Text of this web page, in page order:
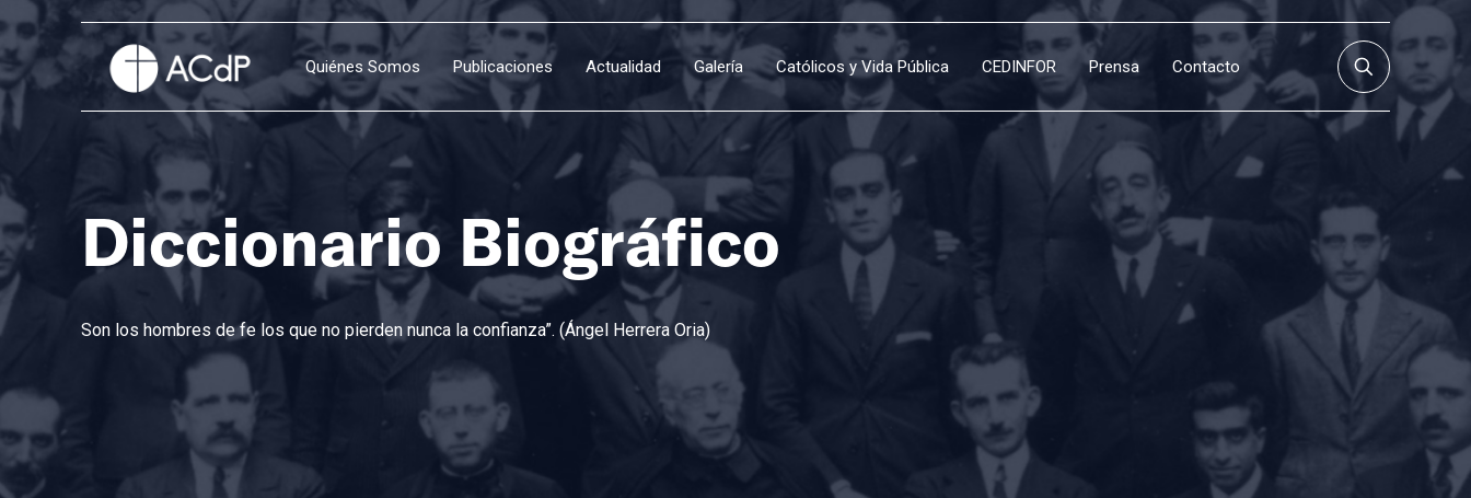
Quiénes Somos Publicaciones Actualidad Galería Católicos y Vida Pública CEDINFOR Prensa Contacto
Diccionario Biográfico
Son los hombres de fe los que no pierden nunca la confianza”. (Ángel Herrera Oria)